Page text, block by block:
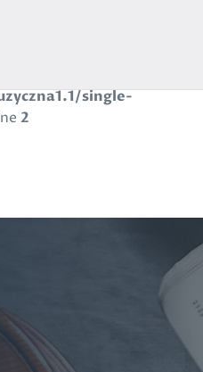
navbar - assumed
in a future version of
single-
2